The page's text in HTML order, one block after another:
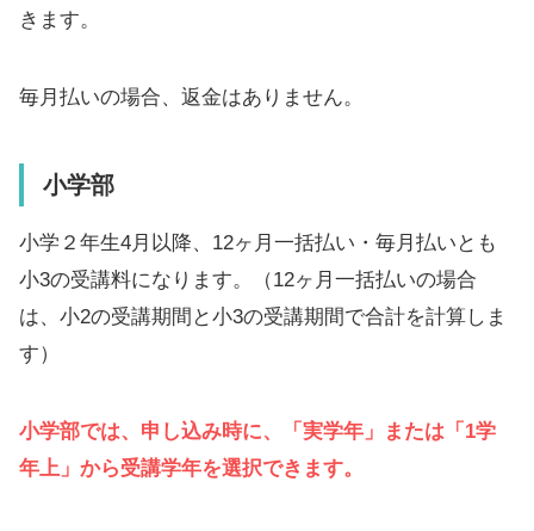
きます。
毎月払いの場合、返金はありません。
小学部
小学２年生4月以降、12ヶ月一括払い・毎月払いとも
小3の受講料になります。（12ヶ月一括払いの場合
は、小2の受講期間と小3の受講期間で合計を計算しま
す）
小学部では、申し込み時に、「実学年」または「1学
年上」から受講学年を選択できます。